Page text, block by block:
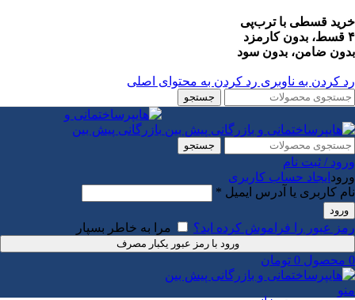
خرید قسطی با ترب‌پی
۴ قسط، بدون کارمزد
بدون ضامن، بدون سود
رد کردن به ناوبری رد کردن به محتوای اصلی
جستجو
جستجو
ورود / ثبت نام
ورود ایجاد حساب کاربری
نام کاربری یا آدرس ایمیل *
ورود
رمز عبور را فراموش کرده اید؟ مرا به خاطر بسپار
ورود با رمز عبور یکبار مصرف
0 محصول 0 تومان
منو